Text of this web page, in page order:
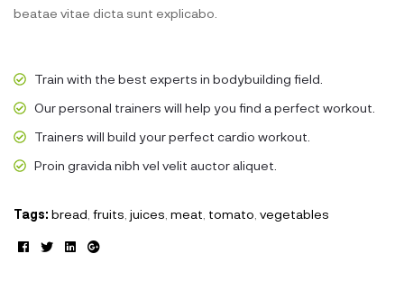
beatae vitae dicta sunt explicabo.
Train with the best experts in bodybuilding field.
Our personal trainers will help you find a perfect workout.
Trainers will build your perfect cardio workout.
Proin gravida nibh vel velit auctor aliquet.
Tags: bread fruits juices meat tomato vegetables
Facebook
TwitterLinkedin
Google+